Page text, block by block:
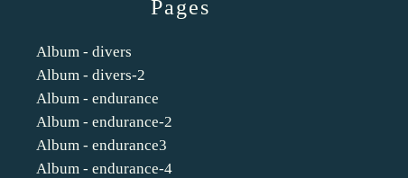
Pages
Album - divers
Album - divers-2
Album - endurance
Album - endurance-2
Album - endurance3
Album - endurance-4